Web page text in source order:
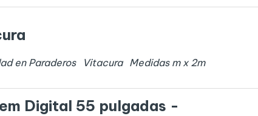
en Paraderos Vitacura Medidas m x 2m
Digital 55 pulgadas -